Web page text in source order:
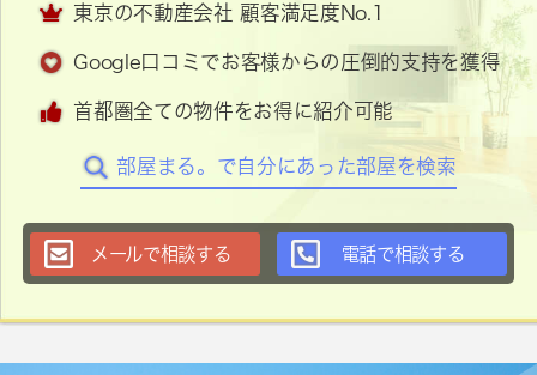
東京の不動産会社 顧客満足度No.1
Google口コミでお客様からの圧倒的支持を獲得
首都圏全ての物件をお得に紹介可能
部屋まる。で自分にあった部屋を検索
メールで相談する 電話で相談する